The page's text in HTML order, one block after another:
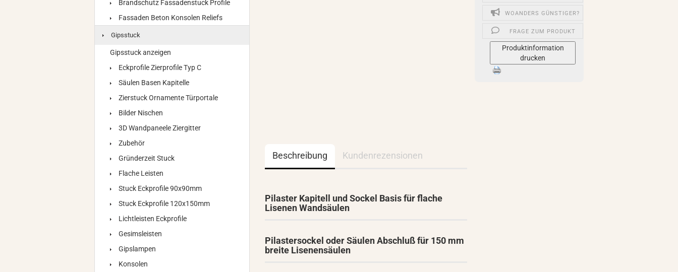
WOANDERS GÜNSTIGER?
FRAGE ZUM PRODUKT
Produktinformation
drucken
Beschreibung Kundenrezensionen
Pilaster Kapitell und Sockel Basis für flache
Lisenen Wandsäulen
Pilastersockel oder Säulen Abschluß für 150 mm
breite Lisenensäulen
Brandschutz Fassadenstuck Profile
Fassaden Beton Konsolen Reliefs
Gipsstuck
Gipsstuck anzeigen
Eckprofile Zierprofile Typ C
Säulen Basen Kapitelle
Zierstuck Ornamente Türportale
Bilder Nischen
3D Wandpaneele Ziergitter
Zubehör
Gründerzeit Stuck
Flache Leisten
Stuck Eckprofile 90x90mm
Stuck Eckprofile 120x150mm
Lichtleisten Eckprofile
Gesimsleisten
Gipslampen
Konsolen